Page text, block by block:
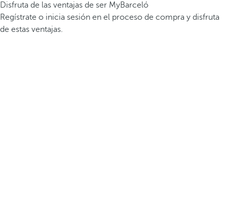
Disfruta de las ventajas de ser MyBarceló
Regístrate o inicia sesión en el proceso de compra y disfruta
de estas ventajas.